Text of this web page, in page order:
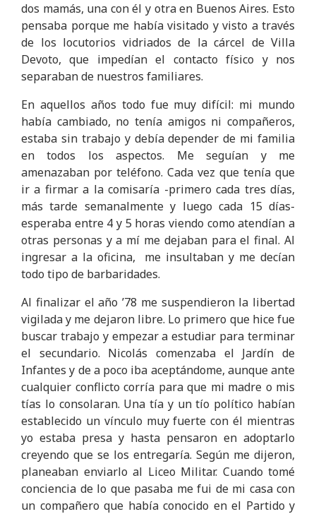
dos mamás, una con él y otra en Buenos Aires. Esto
pensaba porque me había visitado y visto a través
de los locutorios vidriados de la cárcel de Villa
Devoto, que impedían el contacto físico y nos
separaban de nuestros familiares.
En aquellos años todo fue muy difícil: mi mundo
había cambiado, no tenía amigos ni compañeros,
estaba sin trabajo y debía depender de mi familia
en todos los aspectos. Me seguían y me
amenazaban por teléfono. Cada vez que tenía que
ir a firmar a la comisaría -primero cada tres días,
más tarde semanalmente y luego cada 15 días-
esperaba entre 4 y 5 horas viendo como atendían a
otras personas y a mí me dejaban para el final. Al
ingresar a la oficina, me insultaban y me decían
todo tipo de barbaridades.
Al finalizar el año ’78 me suspendieron la libertad
vigilada y me dejaron libre. Lo primero que hice fue
buscar trabajo y empezar a estudiar para terminar
el secundario. Nicolás comenzaba el Jardín de
Infantes y de a poco iba aceptándome, aunque ante
cualquier conflicto corría para que mi madre o mis
tías lo consolaran. Una tía y un tío político habían
establecido un vínculo muy fuerte con él mientras
yo estaba presa y hasta pensaron en adoptarlo
creyendo que se los entregaría. Según me dijeron,
planeaban enviarlo al Liceo Militar. Cuando tomé
conciencia de lo que pasaba me fui de mi casa con
un compañero que había conocido en el Partido y